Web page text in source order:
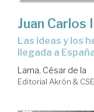
Juan Carlos I
las ideas y los hechos de un reinado. Desde su
llegada a
Lama, César de la
Editorial Akrón &